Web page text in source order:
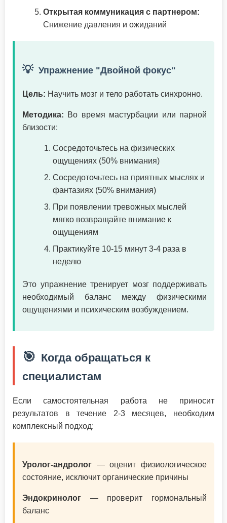
Открытая коммуникация с партнером:
Снижение давления и ожиданий
💡 Упражнение "Двойной фокус"
Цель: Научить мозг и тело работать синхронно.
Методика: Во время мастурбации или парной
близости:
Сосредоточьтесь на физических
ощущениях (50% внимания)
Сосредоточьтесь на приятных мыслях и
фантазиях (50% внимания)
При появлении тревожных мыслей
мягко возвращайте внимание к
ощущениям
Практикуйте 10-15 минут 3-4 раза в
неделю
Это упражнение тренирует мозг поддерживать
необходимый баланс между физическими
ощущениями и психическим возбуждением.
🎯 Когда обращаться к
специалистам
Если самостоятельная работа не приносит
результатов в течение 2-3 месяцев, необходим
комплексный подход:
Уролог-андролог — оценит физиологическое
состояние, исключит органические причины
Эндокринолог — проверит гормональный
баланс